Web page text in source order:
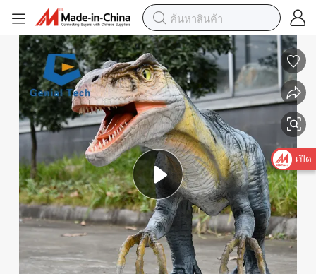
โมเดลไดโนเสาร์อนิเมทรอนิกส์สำหรับตกแต่งสวนสนุก
เปิด